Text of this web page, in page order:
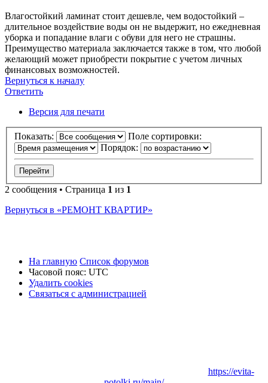
Влагостойкий ламинат стоит дешевле, чем водостойкий –
длительное воздействие воды он не выдержит, но ежедневная
уборка и попадание влаги с обуви для него не страшны.
Преимущество материала заключается также в том, что любой
желающий может приобрести покрытие с учетом личных
финансовых возможностей.
Вернуться к началу
Ответить
Ответить
Версия для печати
Показать:
Поле сортировки:
Порядок:
2 сообщения • Страница 1 из 1
Вернуться в «РЕМОНТ КВАРТИР»
На главную Список форумов
Часовой пояс: UTC
Удалить cookies
Связаться
Связаться с администрацией
https://evita-